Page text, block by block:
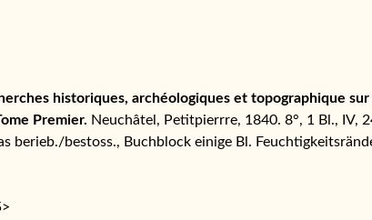
historiques, archéologiques et topographique sur
Premier. Neuchâtel, Petitpierrre, 1840. 8°, 1 Bl., IV,
berieb./bestoss., Buchblock einige Bl.